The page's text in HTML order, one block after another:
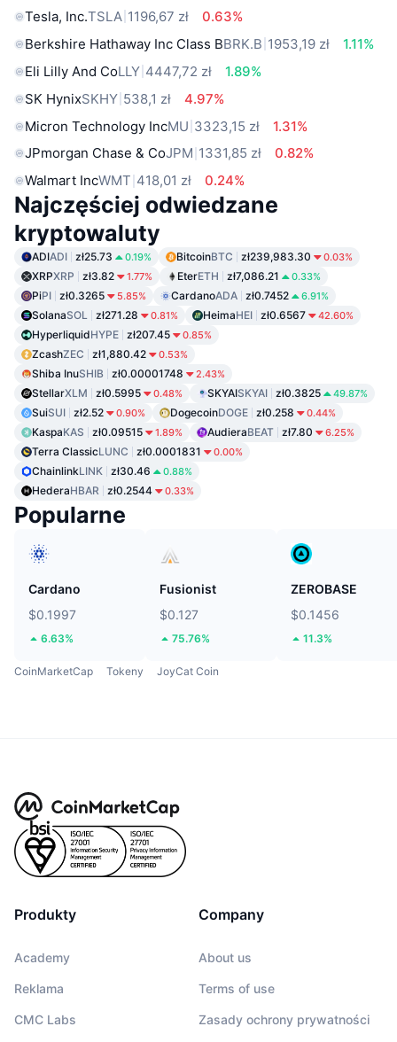
Tesla, Inc.TSLA 1196,67 zł
0.63%
Berkshire Hathaway Inc Class BBRK.B 1953,19 zł
1.11%
Eli Lilly And CoLLY 4447,72 zł
1.89%
SK HynixSKHY 538,1 zł
4.97%
Micron Technology IncMU 3323,15 zł
1.31%
JPmorgan Chase & CoJPM 1331,85 zł
0.82%
Walmart IncWMT 418,01 zł 0.24%
Najczęściej odwiedzane
kryptowaluty
ADIADI zł25.73 0.19% BitcoinBTC zł239,983.30 0.03%
XRPXRP zł3.82 1.77% EterETH zł7,086.21 0.33%
PiPI zł0.3265 5.85% CardanoADA zł0.7452 6.91%
SolanaSOL zł271.28 0.81% HeimaHEI zł0.6567 42.60%
HyperliquidHYPE zł207.45 0.85%
ZcashZEC zł1,880.42 0.53%
Shiba InuSHIB zł0.00001748 2.43%
StellarXLM zł0.5995 0.48% SKYAISKYAI zł0.3825 49.87%
SuiSUI zł2.52 0.90% DogecoinDOGE zł0.258 0.44%
KaspaKAS zł0.09515 1.89% AudieraBEAT zł7.80 6.25%
Terra ClassicLUNC zł0.0001831 0.00%
ChainlinkLINK zł30.46 0.88%
HederaHBAR zł0.2544 0.33%
Popularne
Cardano
$0.1997
6.63%
Fusionist
$0.127
75.76%
ZEROBASE
$0.1456
11.3%
CoinMarketCap Tokeny JoyCat Coin
Produkty
Academy
Reklama
CMC Labs
Company
About us
Terms of use
Zasady ochrony prywatności